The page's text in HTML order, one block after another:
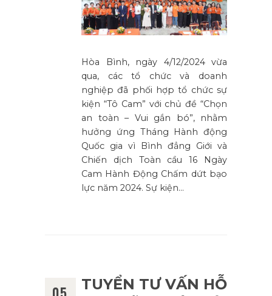
Hòa Bình, ngày 4/12/2024 vừa
qua, các tổ chức và doanh
nghiệp đã phối hợp tổ chức sự
kiện “Tô Cam” với chủ đề “Chọn
an toàn – Vui gắn bó”, nhằm
hưởng ứng Tháng Hành động
Quốc gia vì Bình đẳng Giới và
Chiến dịch Toàn cầu 16 Ngày
Cam Hành Động Chấm dứt bạo
lực năm 2024. Sự kiện…
TUYỂN TƯ VẤN HỖ